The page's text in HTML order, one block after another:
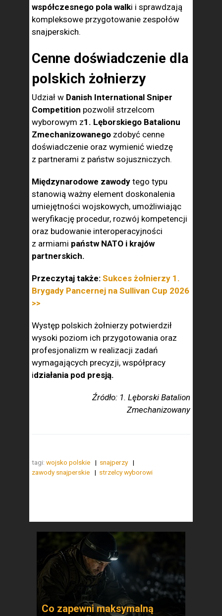
współczesnego pola walki i sprawdzają
kompleksowe przygotowanie zespołów
snajperskich.
Cenne doświadczenie dla
polskich żołnierzy
Udział w Danish International Sniper
Competition pozwolił strzelcom
wyborowym z1. Lęborskiego Batalionu
Zmechanizowanego zdobyć cenne
doświadczenie oraz wymienić wiedzę
z partnerami z państw sojuszniczych.
Międzynarodowe zawody tego typu
stanowią ważny element doskonalenia
umiejętności wojskowych, umożliwiając
weryfikację procedur, rozwój kompetencji
oraz budowanie interoperacyjności
z armiami państw NATO i krajów
partnerskich.
Przeczytaj także: Sukces żołnierzy 1.
Brygady Pancernej na Sullivan Cup 2026
>>
Występ polskich żołnierzy potwierdził
wysoki poziom ich przygotowania oraz
profesjonalizm w realizacji zadań
wymagających precyzji, współpracy
idziałania pod presją.
Źródło: 1. Lęborski Batalion
Zmechanizowany
tagi: wojsko polskie
snajperzy
zawody snajperskie
strzelcy wyborowi
Co zapewni maksymalną